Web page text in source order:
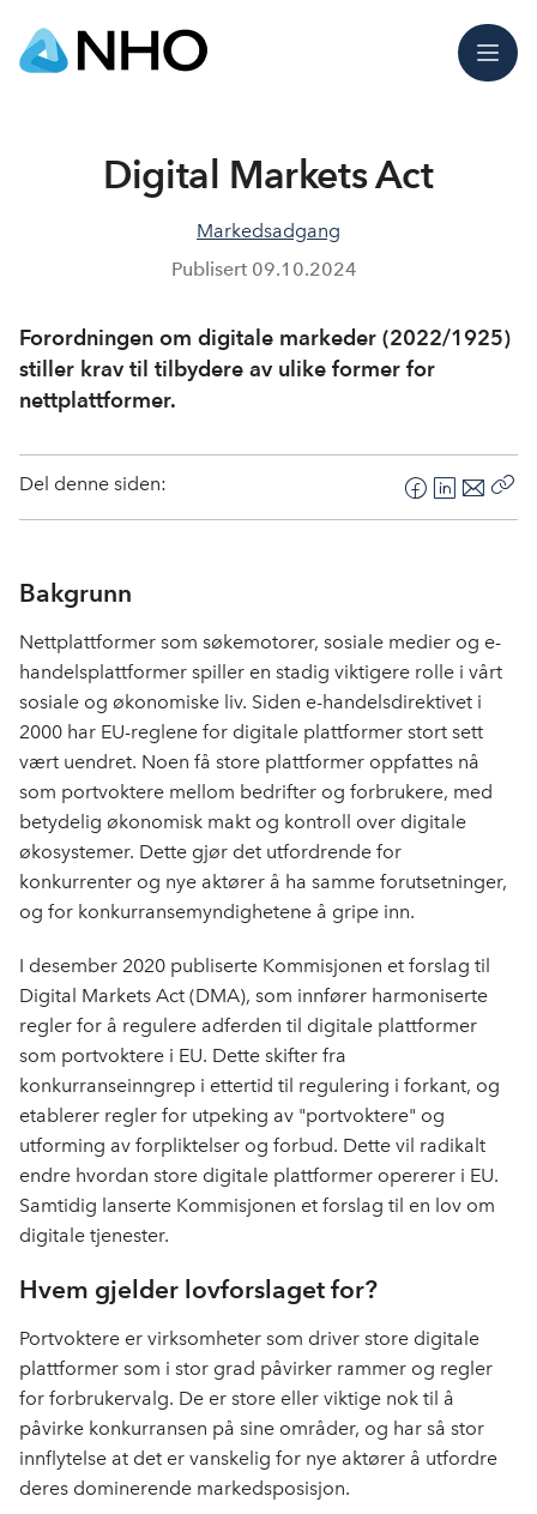
Meny
Digital Markets Act
Markedsadgang
Publisert 09.10.2024
Forordningen om digitale markeder (2022/1925)
stiller krav til tilbydere av ulike former for
nettplattformer.
Del denne siden:
F
a
o
o
k
L
i
d
I
n
E
-
t
Bakgrunn
Nettplattformer som søkemotorer, sosiale medier og e-
handelsplattformer spiller en stadig viktigere rolle i vårt
sosiale og økonomiske liv. Siden e-handelsdirektivet i
2000 har EU-reglene for digitale plattformer stort sett
vært uendret. Noen få store plattformer oppfattes nå
som portvoktere mellom bedrifter og forbrukere, med
betydelig økonomisk makt og kontroll over digitale
økosystemer. Dette gjør det utfordrende for
konkurrenter og nye aktører å ha samme forutsetninger,
og for konkurransemyndighetene å gripe inn.
I desember 2020 publiserte Kommisjonen et forslag til
Digital Markets Act (DMA), som innfører harmoniserte
regler for å regulere adferden til digitale plattformer
som portvoktere i EU. Dette skifter fra
konkurranseinngrep i ettertid til regulering i forkant, og
etablerer regler for utpeking av "portvoktere" og
utforming av forpliktelser og forbud. Dette vil radikalt
endre hvordan store digitale plattformer opererer i EU.
Samtidig lanserte Kommisjonen et forslag til en lov om
digitale tjenester.
Hvem gjelder lovforslaget for?
Portvoktere er virksomheter som driver store digitale
plattformer som i stor grad påvirker rammer og regler
for forbrukervalg. De er store eller viktige nok til å
påvirke konkurransen på sine områder, og har så stor
innflytelse at det er vanskelig for nye aktører å utfordre
deres dominerende markedsposisjon.